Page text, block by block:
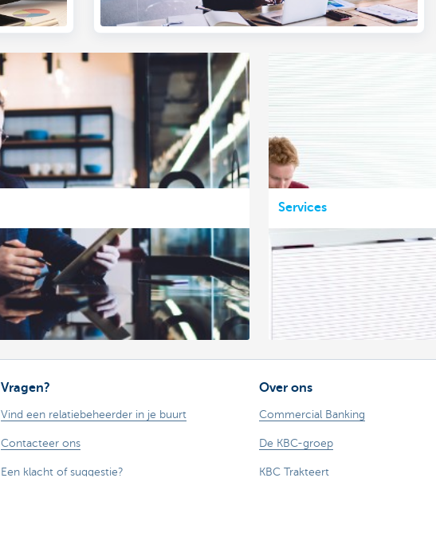
Services
Vragen?
Vind een relatiebeheerder in je buurt
Contacteer ons
Een klacht of suggestie?
Over ons
Commercial Banking
De KBC-groep
KBC Trakteert